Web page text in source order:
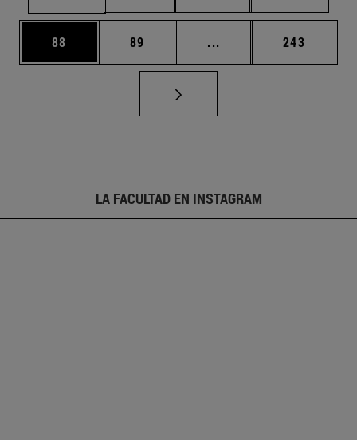
Página
88 Página
89 ... Páginas intermedias
Página
243
LA FACULTAD EN INSTAGRAM